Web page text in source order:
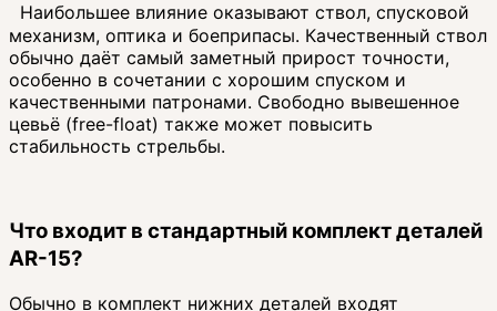
Наибольшее влияние оказывают ствол, спусковой
механизм, оптика и боеприпасы. Качественный ствол
обычно даёт самый заметный прирост точности,
особенно в сочетании с хорошим спуском и
качественными патронами. Свободно вывешенное
цевьё (free-float) также может повысить
стабильность стрельбы.
Что входит в стандартный комплект деталей
AR-15?
Обычно в комплект нижних деталей входят